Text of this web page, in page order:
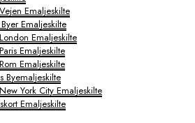
Vejen Emaljeskilte
Emaljeskilte
London Emaljeskilte
Paris Emaljeskilte
Rom Emaljeskilte
Byemaljeskilte
New York City Emaljeskilte
Emaljeskilte